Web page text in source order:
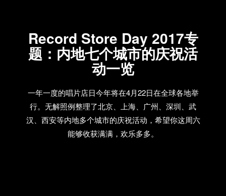
Record Store Day 2017专
题：内地七个城市的庆祝活
动一览
一年一度的唱片店日今年将在4月22日在全球各地举
行。无解照例整理了北京、上海、广州、深圳、武
汉、西安等内地多个城市的庆祝活动，希望你这周六
能够收获满满，欢乐多多。